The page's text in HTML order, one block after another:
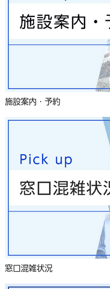
施設案内・予約
窓口混雑状況